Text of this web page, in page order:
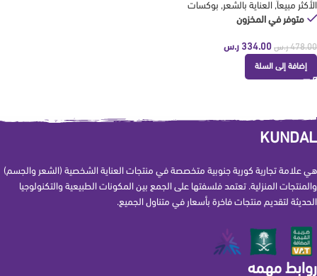
الأكثر مبيعاَ, العناية بالشعر, بوكسات
متوفر في المخزون
478.00 ر.س 334.00 ر.س
إضافة إلى السلة
KUNDAL
هي علامة تجارية كورية جنوبية متخصصة في منتجات العناية الشخصية (الشعر والجسم)
والمنتجات المنزلية. تعتمد فلسفتها على الجمع بين المكونات الطبيعية والتكنولوجيا
الحديثة لتقديم منتجات فاخرة بأسعار في متناول الجميع.
روابط مهمه